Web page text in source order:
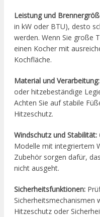
Leistung und
in kW oder BTU), desto
werden. Wenn Sie große
einen Kocher mit
Kochfläche.
Material und Verarbeitung:
oder hitzebeständige
Achten Sie auf stabile
Hitzeschutz.
Windschutz und Stabilität:
Modelle mit integriertem
Zubehör sorgen dafür,
nicht ausgeht.
Sicherheitsfunktionen:
Sicherheitsmechanismen
Hitzeschutz oder